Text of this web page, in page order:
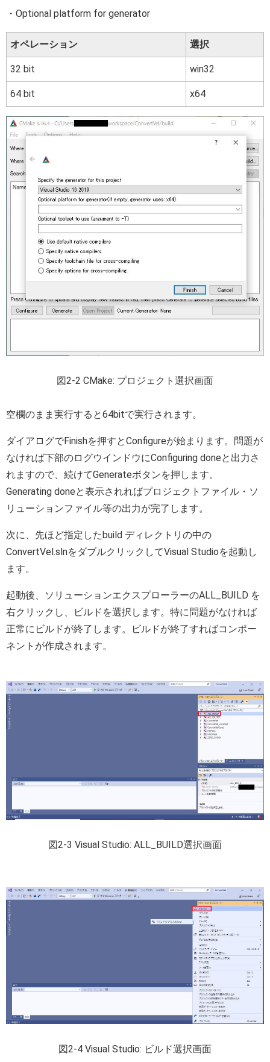
・Optional platform for generator
オペレーション 選択
32 bit win32
64 bit x64
図2-2 CMake: プロジェクト選択画面
空欄のまま実行すると64bitで実行されます。
ダイアログでFinishを押すとConfigureが始まります。問題が
なければ下部のログウインドウにConfiguring doneと出力さ
れますので、続けてGenerateボタンを押します。
Generating doneと表示されればプロジェクトファイル・ソ
リューションファイル等の出力が完了します。
次に、先ほど指定したbuild ディレクトリの中の
ConvertVel.slnをダブルクリックしてVisual Studioを起動し
ます。
起動後、ソリューションエクスプローラーのALL_BUILD を
右クリックし、ビルドを選択します。特に問題がなければ
正常にビルドが終了します。ビルドが終了すればコンポー
ネントが作成されます。
図2-3 Visual Studio: ALL_BUILD選択画面
図2-4 Visual Studio: ビルド選択画面